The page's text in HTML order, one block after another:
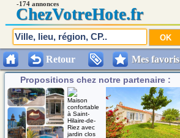
Propositions chez notre partenaire :
Maison
confortable
à Saint-
Hilaire-de-
Riez avec
jardin clos
Retour Mes favoris
-174 annonces
ChezVotreHote.fr